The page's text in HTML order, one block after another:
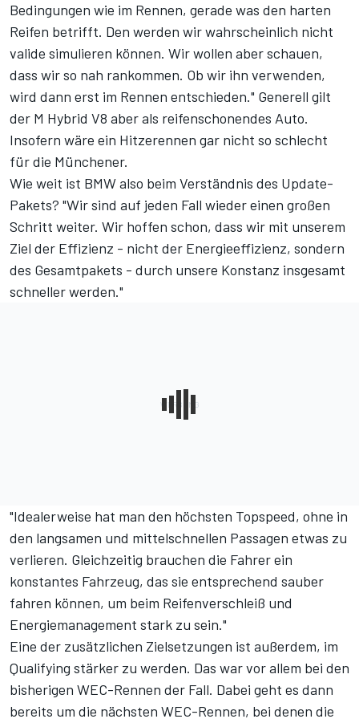
Bedingungen wie im Rennen, gerade was den harten
Reifen betrifft. Den werden wir wahrscheinlich nicht
valide simulieren können. Wir wollen aber schauen,
dass wir so nah rankommen. Ob wir ihn verwenden,
wird dann erst im Rennen entschieden." Generell gilt
der M Hybrid V8 aber als reifenschonendes Auto.
Insofern wäre ein Hitzerennen gar nicht so schlecht
für die Münchener.
Wie weit ist BMW also beim Verständnis des Update-
Pakets? "Wir sind auf jeden Fall wieder einen großen
Schritt weiter. Wir hoffen schon, dass wir mit unserem
Ziel der Effizienz - nicht der Energieeffizienz, sondern
des Gesamtpakets - durch unsere Konstanz insgesamt
schneller werden."
"Idealerweise hat man den höchsten Topspeed, ohne in
den langsamen und mittelschnellen Passagen etwas zu
verlieren. Gleichzeitig brauchen die Fahrer ein
konstantes Fahrzeug, das sie entsprechend sauber
fahren können, um beim Reifenverschleiß und
Energiemanagement stark zu sein."
Eine der zusätzlichen Zielsetzungen ist außerdem, im
Qualifying stärker zu werden. Das war vor allem bei den
bisherigen WEC-Rennen der Fall. Dabei geht es dann
bereits um die nächsten WEC-Rennen, bei denen die